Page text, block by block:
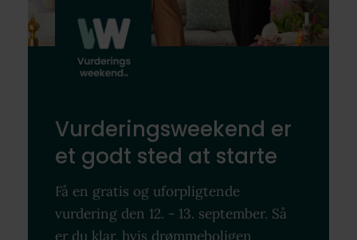
Vurderingsweekend er
et godt sted at starte
Få en gratis og uforpligtende
vurdering den 12. - 13. september. Så
er du klar, hvis drømmeboligen